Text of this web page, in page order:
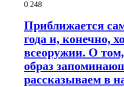
0 248
Приближается
года и, конечно,
всеоружии. О
образ
рассказываем в